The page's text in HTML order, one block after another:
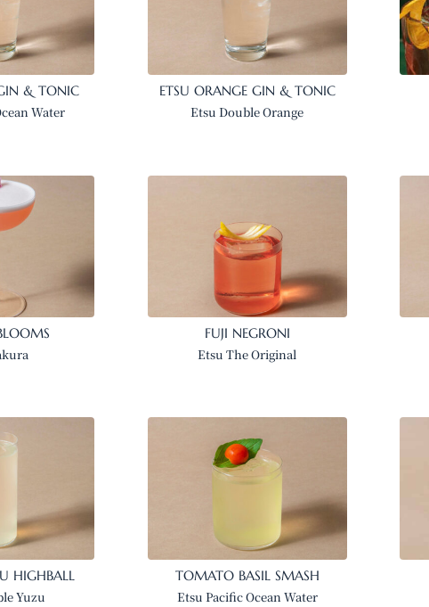
& TONIC
Water
ETSU ORANGE GIN & TONIC
Etsu Double Orange
FUJI NEGRONI
Etsu The Original
HIGHBALL
Yuzu
TOMATO BASIL SMASH
Etsu Pacific Ocean Water